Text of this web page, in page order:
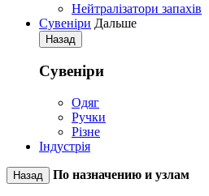
Нейтралізатори запахів
Сувеніри Дальше
Назад
Сувеніри
Одяг
Ручки
Різне
Індустрія
Назад По назначению и узлам